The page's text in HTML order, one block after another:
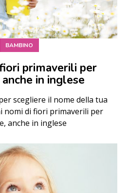
BAMBINO
primaverili per
in inglese
scegliere il nome della tua
nomi di fiori primaverili per
anche in inglese